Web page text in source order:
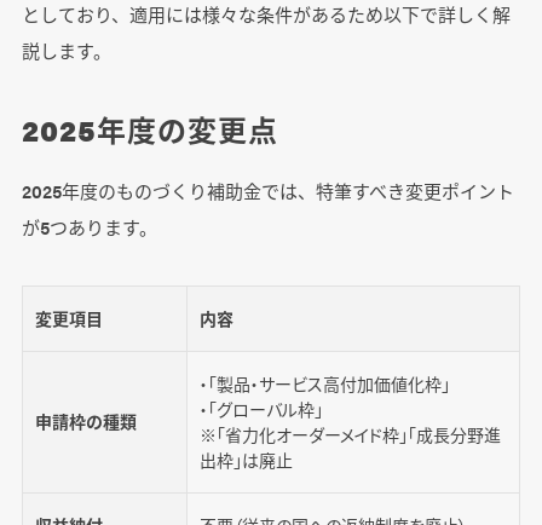
としており、適用には様々な条件があるため以下で詳しく解
説します。
2025年度の変更点
2025年度のものづくり補助金では、特筆すべき変更ポイント
が5つあります。
変更項目 内容
申請枠の種類
・「製品・サービス高付加価値化枠」
・「グローバル枠」
※「省力化オーダーメイド枠」「成長分野進
出枠」は廃止